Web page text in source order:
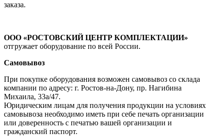
заказа.
ООО «РОСТОВСКИЙ ЦЕНТР КОМПЛЕКТАЦИИ»
отгружает оборудование по всей России.
Самовывоз
При покупке оборудования возможен самовывоз со склада
компании по адресу: г. Ростов-на-Дону, пр. Нагибина
Михаила, 33а/47.
Юридическим лицам для получения продукции на условиях
самовывоза необходимо иметь при себе печать организации
или доверенность с печатью вашей организации и
гражданский паспорт.